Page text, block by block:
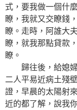
式，要我做一個什
瞭，我就又交瞭錢
瞭。走時，阿誰大
瞭，就我那點貸款
瞭。
歸往後，給媳婦
二人平易近病土殘
證，早晨的太陽射
近的都了解，說我